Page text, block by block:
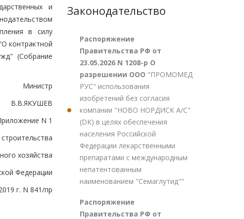
и
в силу
контрактной
(Собрание
Министр
В.В.ЯКУШЕВ
N 1
хозяйства
Федерации
г. N 841/пр
Законодательство
Распоряжение
Правительства РФ от
23.05.2026 N 1208-р О
разрешении ООО "ПРОМОМЕД
РУС" использования
изобретений без согласия
компании "НОВО НОРДИСК А/С"
(DK) в целях обеспечения
населения Российской
Федерации лекарственными
препаратами с международным
непатентованным
наименованием "Семаглутид""
Распоряжение
Правительства РФ от